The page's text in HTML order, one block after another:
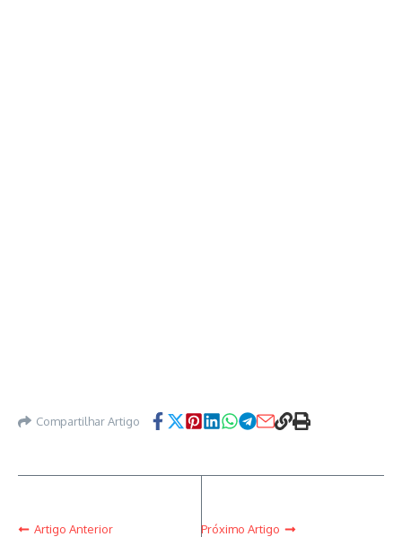
Compartilhar Artigo
Artigo Anterior Próximo Artigo